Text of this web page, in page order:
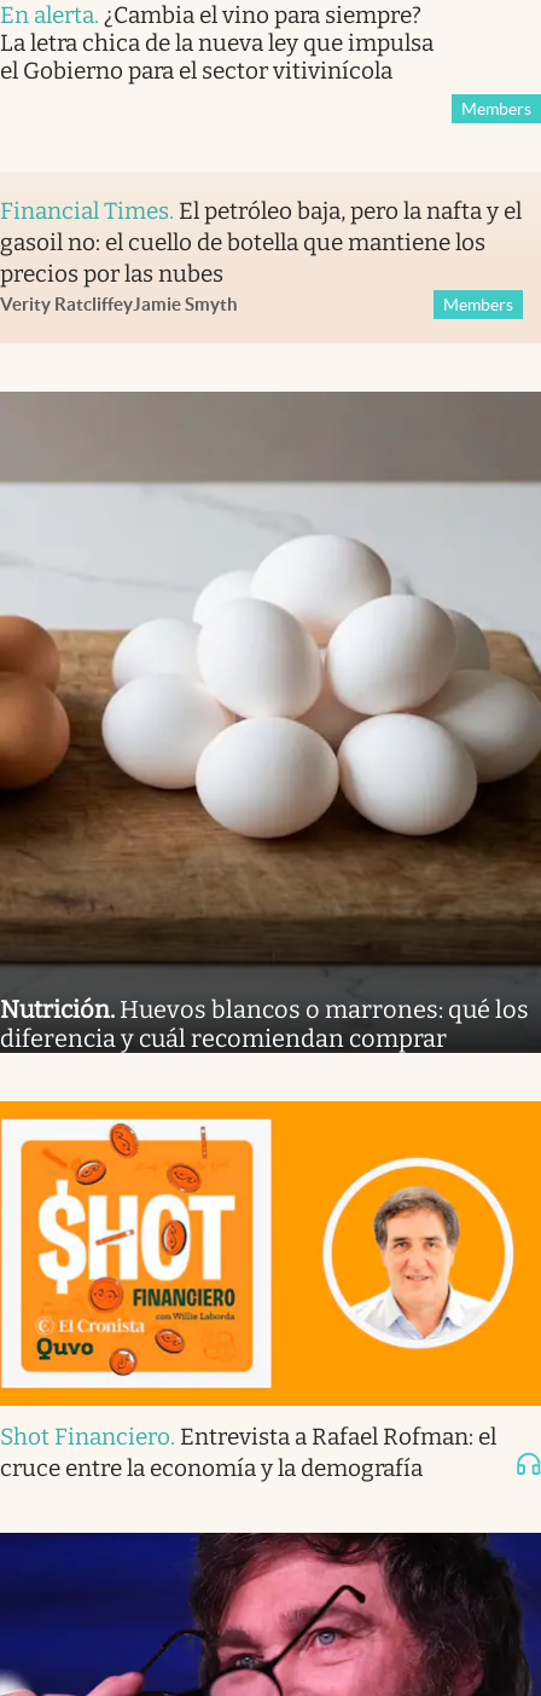
En alerta. ¿Cambia el vino para siempre?
La letra chica de la nueva ley que impulsa
el Gobierno para el sector vitivinícola
Members
Financial Times. El petróleo baja, pero la nafta y el
gasoil no: el cuello de botella que mantiene los
precios por las nubes
Verity RatcliffeyJamie Smyth Members
Nutrición. Huevos blancos o marrones: qué los
diferencia y cuál recomiendan comprar
Shot Financiero. Entrevista a Rafael Rofman: el
cruce entre la economía y la demografía